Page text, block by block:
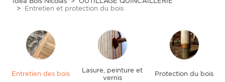
Entretien et protection du bois
Entretien des bois
Lasure, peinture et
vernis
Protection du bois